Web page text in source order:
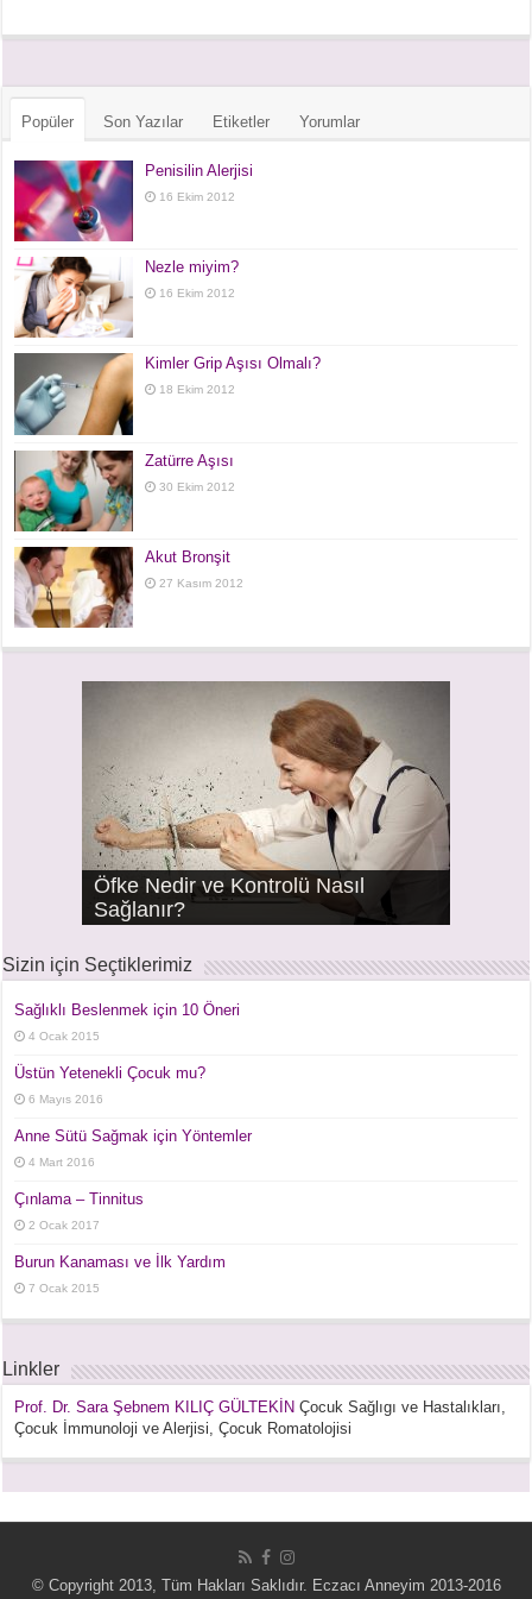
Popüler Son Yazılar Etiketler Yorumlar
Penisilin Alerjisi
16 Ekim 2012
Nezle miyim?
16 Ekim 2012
Kimler Grip Aşısı Olmalı?
18 Ekim 2012
Zatürre Aşısı
30 Ekim 2012
Akut Bronşit
27 Kasım 2012
Öfke Nedir ve Kontrolü Nasıl
Sağlanır?
Ani İşitme Kaybı
Çınlama – Tinnitus
Burun Damlası Bağımlılığı
Bademcik ve Geniz Eti Ameliyatları
Bademcik ve Geniz Eti Hastalıkları
Klima Sorunları ile Gelişen
Hastalıklar
Horlama ve Tıkayıcı Uyku Apne
Sendromu
Sizin için Seçtiklerimiz
Sağlıklı Beslenmek için 10 Öneri
4 Ocak 2015
Üstün Yetenekli Çocuk mu?
6 Mayıs 2016
Anne Sütü Sağmak için Yöntemler
4 Mart 2016
Çınlama – Tinnitus
2 Ocak 2017
Burun Kanaması ve İlk Yardım
7 Ocak 2015
Linkler
Prof. Dr. Sara Şebnem KILIÇ GÜLTEKİN Çocuk Sağlıgı ve Hastalıkları,
Çocuk İmmunoloji ve Alerjisi, Çocuk Romatolojisi
© Copyright 2013, Tüm Hakları Saklıdır. Eczacı Anneyim 2013-2016